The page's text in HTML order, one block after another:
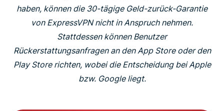
haben, können die 30-tägige Geld-zurück-Garantie
von ExpressVPN nicht in Anspruch nehmen.
Stattdessen können Benutzer
Rückerstattungsanfragen an den App Store oder den
Play Store richten, wobei die Entscheidung bei Apple
bzw. Google liegt.